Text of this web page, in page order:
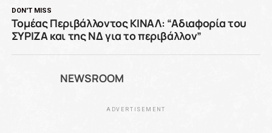
DON'T MISS
Τομέας Περιβάλλοντος ΚΙΝΑΛ: “Αδιαφορία του
ΣΥΡΙΖΑ και της ΝΔ για το περιβάλλον”
NEWSROOM
ADVERTISEMENT